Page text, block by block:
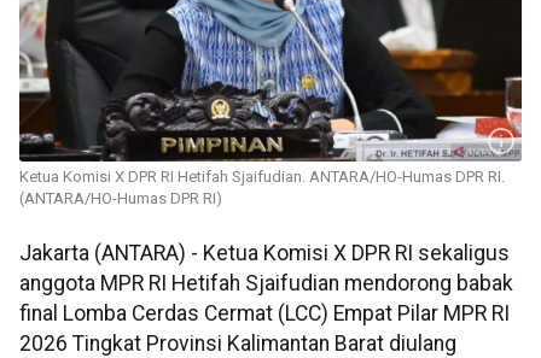
Ketua Komisi X DPR RI Hetifah Sjaifudian. ANTARA/HO-Humas DPR RI.
(ANTARA/HO-Humas DPR RI)
Jakarta (ANTARA) - Ketua Komisi X DPR RI sekaligus
anggota MPR RI Hetifah Sjaifudian mendorong babak
final Lomba Cerdas Cermat (LCC) Empat Pilar MPR RI
2026 Tingkat Provinsi Kalimantan Barat diulang